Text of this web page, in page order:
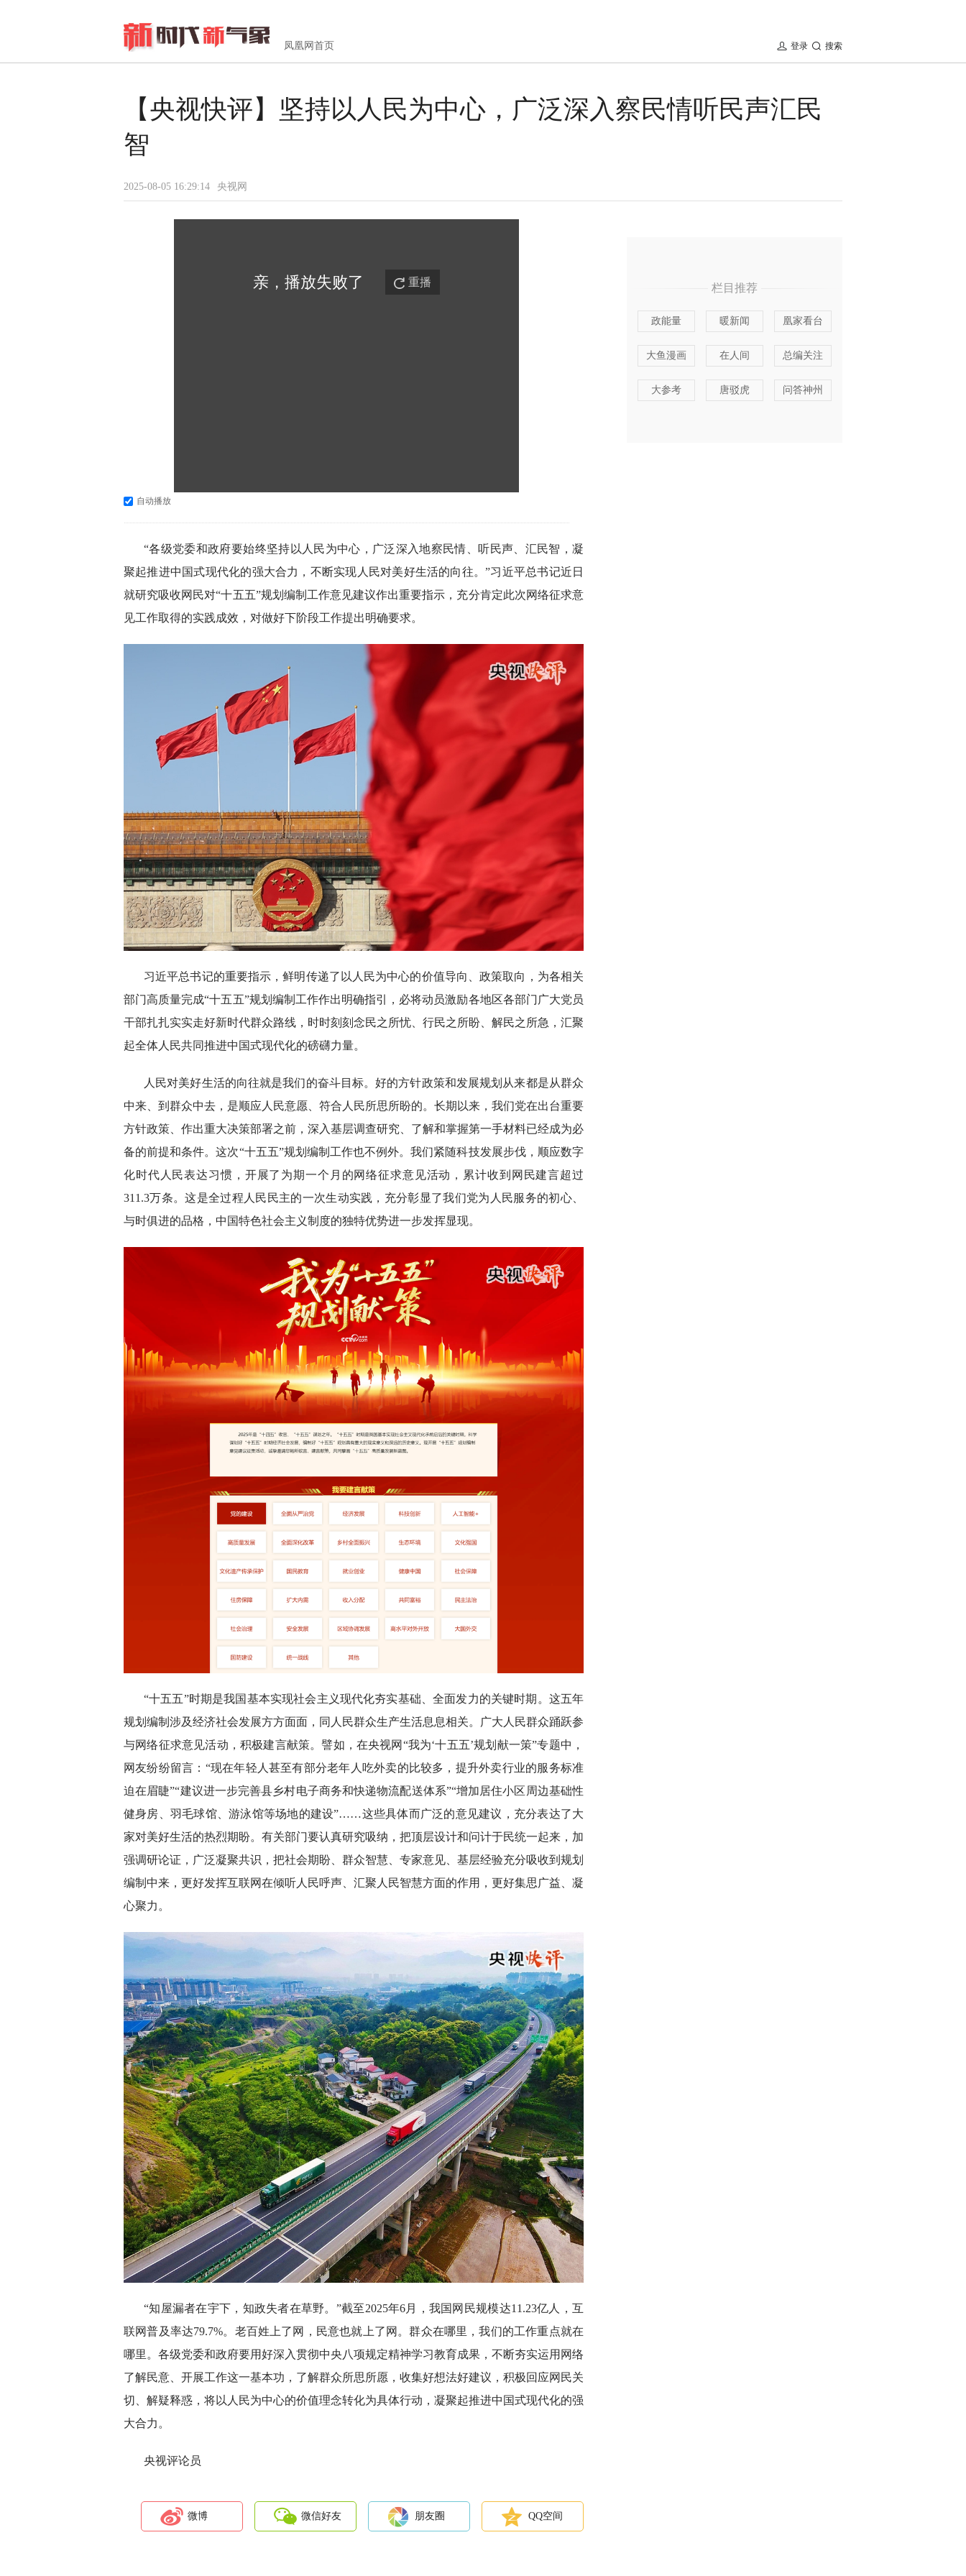
凤凰网首页 搜索
登录
【央视快评】坚持以人民为中心，广泛深入察民情听民声汇民
智
2025-08-05 16:29:14 央视网
亲，播放失败了 重播
自动播放
“各级党委和政府要始终坚持以人民为中心，广泛深入地察民情、听民声、汇民智，凝
聚起推进中国式现代化的强大合力，不断实现人民对美好生活的向往。”习近平总书记近日
就研究吸收网民对“十五五”规划编制工作意见建议作出重要指示，充分肯定此次网络征求意
见工作取得的实践成效，对做好下阶段工作提出明确要求。
习近平总书记的重要指示，鲜明传递了以人民为中心的价值导向、政策取向，为各相关
部门高质量完成“十五五”规划编制工作作出明确指引，必将动员激励各地区各部门广大党员
干部扎扎实实走好新时代群众路线，时时刻刻念民之所忧、行民之所盼、解民之所急，汇聚
起全体人民共同推进中国式现代化的磅礴力量。
人民对美好生活的向往就是我们的奋斗目标。好的方针政策和发展规划从来都是从群众
中来、到群众中去，是顺应人民意愿、符合人民所思所盼的。长期以来，我们党在出台重要
方针政策、作出重大决策部署之前，深入基层调查研究、了解和掌握第一手材料已经成为必
备的前提和条件。这次“十五五”规划编制工作也不例外。我们紧随科技发展步伐，顺应数字
化时代人民表达习惯，开展了为期一个月的网络征求意见活动，累计收到网民建言超过
311.3万条。这是全过程人民民主的一次生动实践，充分彰显了我们党为人民服务的初心、
与时俱进的品格，中国特色社会主义制度的独特优势进一步发挥显现。
“十五五”时期是我国基本实现社会主义现代化夯实基础、全面发力的关键时期。这五年
规划编制涉及经济社会发展方方面面，同人民群众生产生活息息相关。广大人民群众踊跃参
与网络征求意见活动，积极建言献策。譬如，在央视网“我为‘十五五’规划献一策”专题中，
网友纷纷留言：“现在年轻人甚至有部分老年人吃外卖的比较多，提升外卖行业的服务标准
迫在眉睫”“建议进一步完善县乡村电子商务和快递物流配送体系”“增加居住小区周边基础性
健身房、羽毛球馆、游泳馆等场地的建设”……这些具体而广泛的意见建议，充分表达了大
家对美好生活的热烈期盼。有关部门要认真研究吸纳，把顶层设计和问计于民统一起来，加
强调研论证，广泛凝聚共识，把社会期盼、群众智慧、专家意见、基层经验充分吸收到规划
编制中来，更好发挥互联网在倾听人民呼声、汇聚人民智慧方面的作用，更好集思广益、凝
心聚力。
“知屋漏者在宇下，知政失者在草野。”截至2025年6月，我国网民规模达11.23亿人，互
联网普及率达79.7%。老百姓上了网，民意也就上了网。群众在哪里，我们的工作重点就在
哪里。各级党委和政府要用好深入贯彻中央八项规定精神学习教育成果，不断夯实运用网络
了解民意、开展工作这一基本功，了解群众所思所愿，收集好想法好建议，积极回应网民关
切、解疑释惑，将以人民为中心的价值理念转化为具体行动，凝聚起推进中国式现代化的强
大合力。
央视评论员
微博 微信好友 朋友圈 QQ空间
栏目推荐
政能量 暖新闻 凰家看台
大鱼漫画 在人间 总编关注
大参考 唐驳虎 问答神州